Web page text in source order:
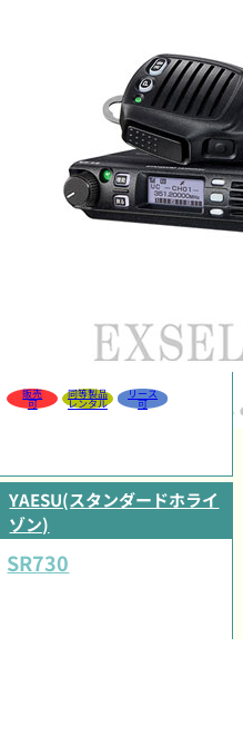
販売
可
同等製品
レンタル
リース
可
YAESU(スタンダードホライ
ゾン)
SR730